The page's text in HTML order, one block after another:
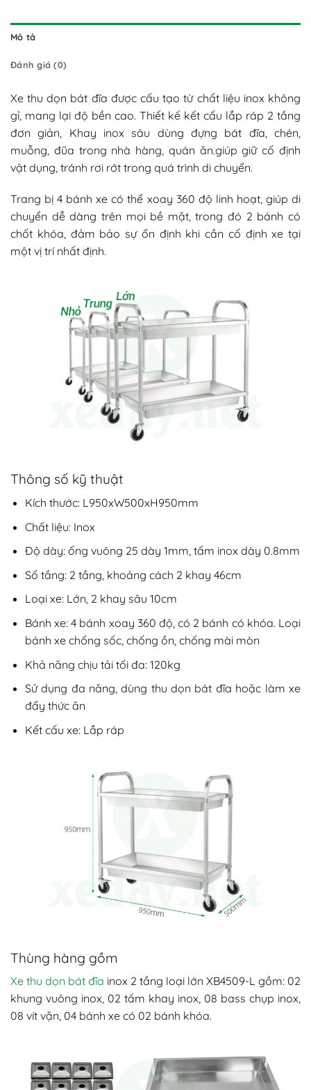
Mô tả
Đánh giá (0)
Xe thu dọn bát đĩa được cấu tạo từ chất liệu inox không
gỉ, mang lại độ bền cao. Thiết kế kết cấu lắp ráp 2 tầng
đơn giản, Khay inox sâu dùng đựng bát đĩa, chén,
muỗng, đũa trong nhà hàng, quán ăn.giúp giữ cố định
vật dụng, tránh rơi rớt trong quá trình di chuyển.
Trang bị 4 bánh xe có thể xoay 360 độ linh hoạt, giúp di
chuyển dễ dàng trên mọi bề mặt, trong đó 2 bánh có
chốt khóa, đảm bảo sự ổn định khi cần cố định xe tại
một vị trí nhất định.
Thông số kỹ thuật
Kích thước: L950xW500xH950mm
Chất liệu: Inox
Độ dày: ống vuông 25 dày 1mm, tấm inox dày 0.8mm
Số tầng: 2 tầng, khoảng cách 2 khay 46cm
Loại xe: Lớn, 2 khay sâu 10cm
Bánh xe: 4 bánh xoay 360 độ, có 2 bánh có khóa. Loại
bánh xe chống sốc, chống ồn, chống mài mòn
Khả năng chịu tải tối đa: 120kg
Sử dụng đa năng, dùng thu dọn bát đĩa hoặc làm xe
đẩy thức ăn
Kết cấu xe: Lắp ráp
Thùng hàng gồm
Xe thu dọn bát đĩa inox 2 tầng loại lớn XB4509-L gồm: 02
khung vuông inox, 02 tấm khay inox, 08 bass chụp inox,
08 vít vặn, 04 bánh xe có 02 bánh khóa.